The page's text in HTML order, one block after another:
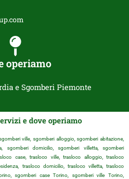
operiamo
e Sgomberi Piemonte
e dove operiamo
ville, sgomberi alloggio, sgomberi abitazione,
sgomberi domicilio, sgomberi villetta, sgomberi
case, trasloco ville, trasloco alloggio, trasloco
trasloco domicilio, trasloco villetta, trasloco
sgomberi case Torino, sgomberi ville Torino,